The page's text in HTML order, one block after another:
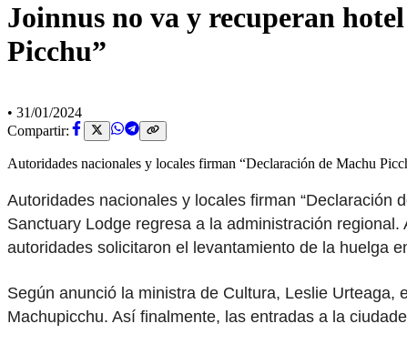
Joinnus no va y recuperan
Picchu”
• 31/01/2024
Compartir:
Autoridades nacionales y locales firman “Declaración de Machu
Autoridades nacionales y locales firman “Declaración
Sanctuary Lodge regresa a la administración
autoridades solicitaron el levantamiento de la huelga
Según anunció la ministra de Cultura, Leslie
Machupicchu. Así finalmente, las entradas a la